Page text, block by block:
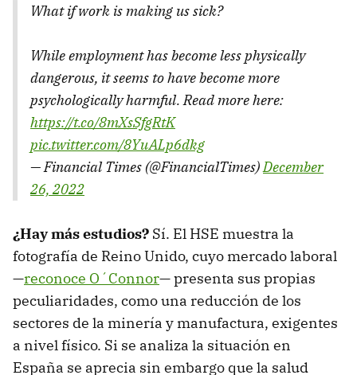
What if work is making us sick?
While employment has become less physically
dangerous, it seems to have become more
psychologically harmful. Read more here:
https://t.co/8mXsSfgRtK
pic.twitter.com/8YuALp6dkg
— Financial Times (@FinancialTimes)December
26, 2022
¿Hay más estudios? Sí. El HSE muestra la
fotografía de Reino Unido, cuyo mercado laboral
—reconoce O´Connor— presenta sus propias
peculiaridades, como una reducción de los
sectores de la minería y manufactura, exigentes
a nivel físico. Si se analiza la situación en
España se aprecia sin embargo que la salud